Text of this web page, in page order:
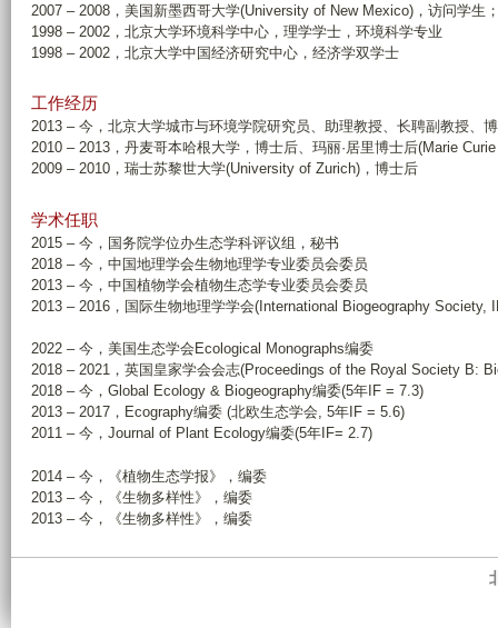
2007 – 2008，美国新墨西哥大学(University of New Mexico)，访问学生
1998 – 2002，北京大学环境科学中心，理学学士，环境科学专业
1998 – 2002，北京大学中国经济研究中心，经济学双学士
工作经历
2013 – 今，北京大学城市与环境学院研究员、助理教授、长聘副教授、
2010 – 2013，丹麦哥本哈根大学，博士后、玛丽·居里博士后(Marie
2009 – 2010，瑞士苏黎世大学(University of Zurich)，博士后
学术任职
2015 – 今，国务院学位办生态学科评议组，秘书
2018 – 今，中国地理学会生物地理学专业委员会委员
2013 – 今，中国植物学会植物生态学专业委员会委员
2013 – 2016，国际生物地理学学会(International Biogeography Society,
2022 – 今，美国生态学会Ecological Monographs编委
2018 – 2021，英国皇家学会会志(Proceedings of the Royal Society B:
2018 – 今，Global Ecology & Biogeography编委(5年IF = 7.3)
2013 – 2017，Ecography编委 (北欧生态学会, 5年IF = 5.6)
2011 – 今，Journal of Plant Ecology编委(5年IF= 2.7)
2014 – 今，《植物生态学报》，编委
2013 – 今，《生物多样性》，编委
2013 – 今，《生物多样性》，编委